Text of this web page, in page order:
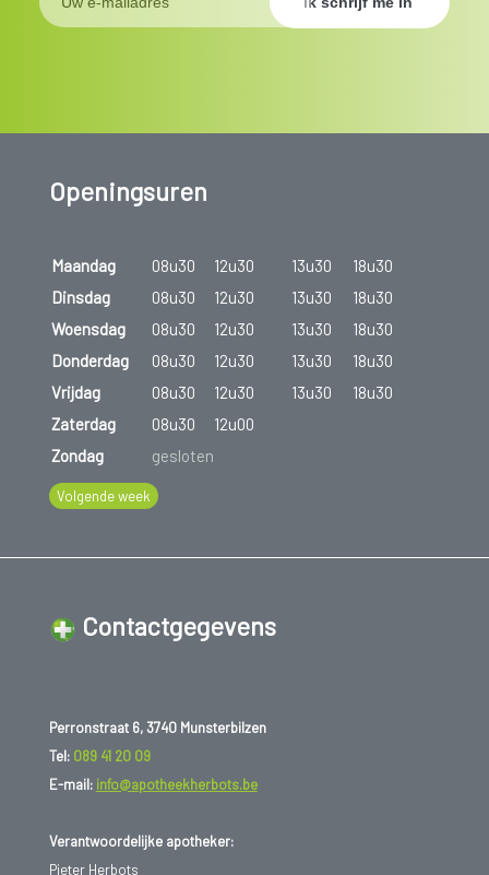
Openingsuren
Maandag 08u30 12u30 13u30
18u30
Dinsdag
08u30 12u30 13u30
18u30
Woensdag
08u30 12u30 13u30
18u30
Donderdag
08u30 12u30 13u30
18u30
Vrijdag
08u30 12u30 13u30
18u30
Zaterdag
08u30
12u00
Zondag
gesloten
Volgende week
Contactgegevens
Perronstraat 6, 3740 Munsterbilzen
Tel: 089 41 20 09
E-mail: info@apotheekherbots.be
Verantwoordelijke apotheker:
Pieter Herbots